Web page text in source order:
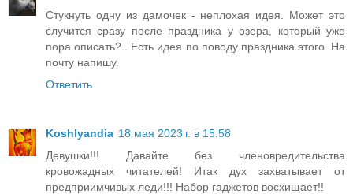
Стукнуть одну из дамочек - неплохая идея. Может это
случится сразу после праздника у озера, который уже
пора описать?.. Есть идея по поводу праздника этого. На
почту напишу.
Ответить
Koshlyandia 18 мая 2023 г. в 15:58
Девушки!!! Давайте без членовредительства
кровожадных читателей! Итак дух захватывает от
предприимчивых леди!!! Набор гаджетов восхищает!!